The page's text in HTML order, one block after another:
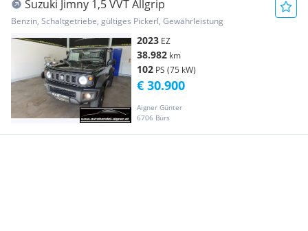
Suzuki Jimny 1,5 VVT Allgrip
Benzin, Schaltgetriebe, gültiges Pickerl, Gewährleistung
2023 EZ
38.982 km
102 PS (75 kW)
Aigner Günter
6706 Bürs
€ 30.900